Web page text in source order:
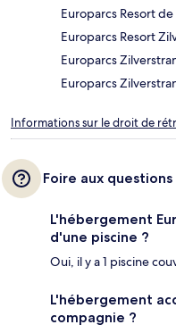
Europarcs Resort
Europarcs Resort
Europarcs
Europarcs
Informations sur le droit de
Foire aux questions
L'hébergement
d'une piscine ?
Oui, il y a 1 piscine
L'hébergement
compagnie ?